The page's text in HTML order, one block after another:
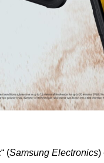
(Samsung Electronics)